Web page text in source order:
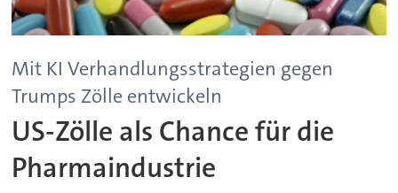
Mit KI Verhandlungsstrategien gegen
Trumps Zölle entwickeln
US-Zölle als Chance für die
Pharmaindustrie